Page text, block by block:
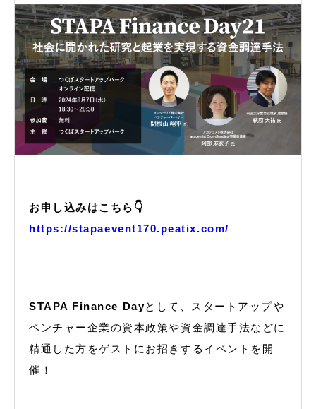
お申し込みはこちら👇
https://stapaevent170.peatix.com/
STAPA Finance Dayとして、スタートアップや
ベンチャー企業の資本政策や資金調達手法などに
精通した方をゲストにお招きするイベントを開
催！